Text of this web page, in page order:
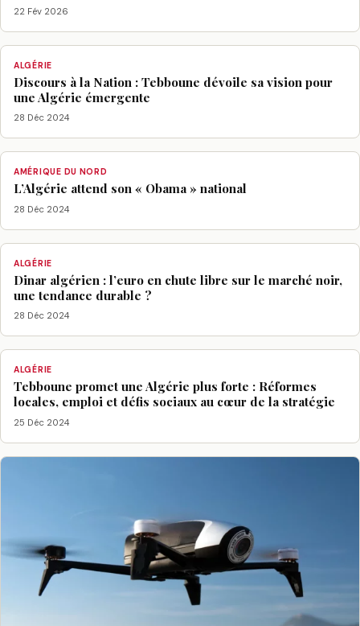
22 Fév 2026
ALGÉRIE
Discours à la Nation : Tebboune dévoile sa vision pour
une Algérie émergente
28 Déc 2024
AMÉRIQUE DU NORD
L’Algérie attend son « Obama » national
28 Déc 2024
ALGÉRIE
Dinar algérien : l’euro en chute libre sur le marché noir,
une tendance durable ?
28 Déc 2024
ALGÉRIE
Tebboune promet une Algérie plus forte : Réformes
locales, emploi et défis sociaux au cœur de la stratégie
25 Déc 2024